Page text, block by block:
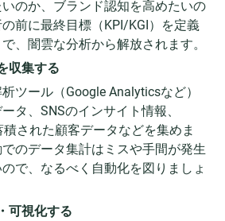
のか、ブランド認知を高めたいの
前に最終目標（KPI/KGI）を定義
、闇雲な分析から解放されます。
収集する
ツール（Google Analyticsなど）
タ、SNSのインサイト情報、
積された顧客データなどを集めま
のデータ集計はミスや手間が発生
ので、なるべく自動化を図りましょ
可視化する